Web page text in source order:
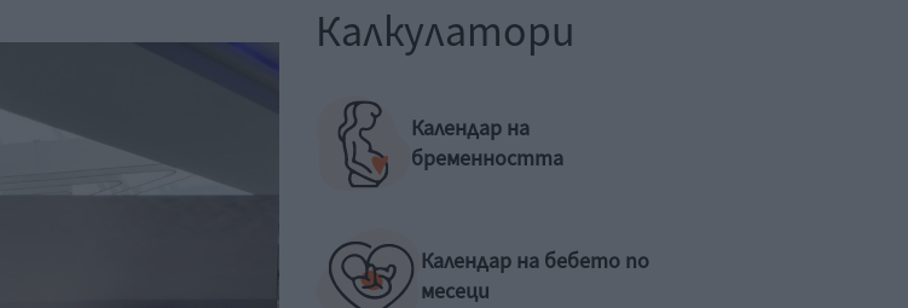
Калкулатори
Календар на
бременността
Календар на бебето по
месеци